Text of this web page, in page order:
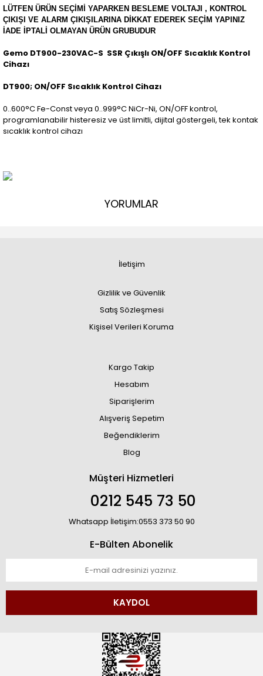
LÜTFEN ÜRÜN SEÇİMİ YAPARKEN BESLEME VOLTAJI , KONTROL
ÇIKIŞI VE ALARM ÇIKIŞILARINA DİKKAT EDEREK SEÇİM YAPINIZ
İADE İPTALİ OLMAYAN ÜRÜN GRUBUDUR
Gemo DT900-230VAC-S SSR Çıkışlı ON/OFF Sıcaklık Kontrol
Cihazı
DT900; ON/OFF Sıcaklık Kontrol Cihazı
0..600°C Fe-Const veya 0..999°C NiCr-Ni, ON/OFF kontrol,
programlanabilir histeresiz ve üst limitli, dijital göstergeli, tek kontak
sıcaklık kontrol cihazı
YORUMLAR
İletişim
Gizlilik ve Güvenlik
Satış Sözleşmesi
Kişisel Verileri Koruma
Kargo Takip
Hesabım
Siparişlerim
Alışveriş Sepetim
Beğendiklerim
Blog
Müşteri Hizmetleri
0212 545 73 50
Whatsapp İletişim:0553 373 50 90
E-Bülten Abonelik
KAYDOL